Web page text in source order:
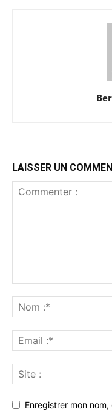
LAISSER UN
Enregistrer mon